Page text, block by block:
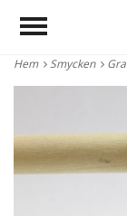
Hem Smycken